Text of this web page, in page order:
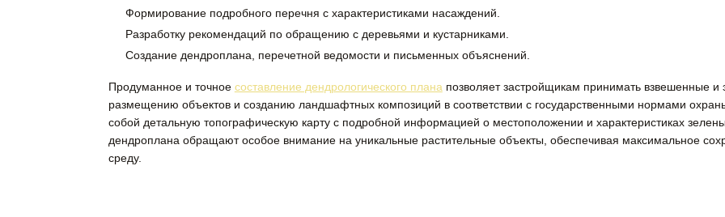
Формирование подробного перечня с характеристиками насаждений.
Разработку рекомендаций по обращению с деревьями и кустарниками.
Создание дендроплана, перечетной ведомости и письменных объяснений.
Продуманное и точное составление дендрологического планапозволяет застройщикам принимать взвешенные и
размещению объектов и созданию ландшафтных композиций в соответствии с государственными нормами
собой детальную топографическую карту с подробной информацией о местоположении и характеристиках
дендроплана обращают особое внимание на уникальные растительные объекты, обеспечивая максимальное
среду.